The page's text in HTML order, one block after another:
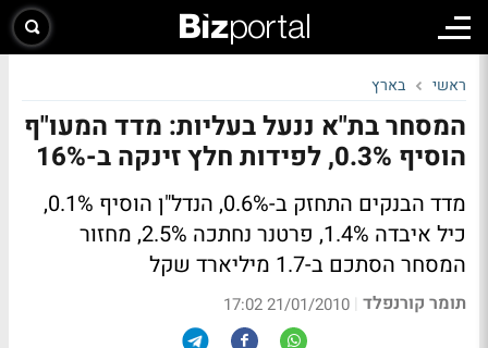
ראשי בארץ
המסחר בת"א ננעל בעליות: מדד המעו"ף
הוסיף 0.3%, לפידות חלץ זינקה ב-16%
מדד הבנקים התחזק ב-0.6%, הנדל"ן הוסיף 0.1%,
כיל איבדה 1.4%, פרטנר נחתכה 2.5%, מחזור
המסחר הסתכם ב-1.7 מיליארד שקל
תומר קורנפלד |
21/01/2010 17:02